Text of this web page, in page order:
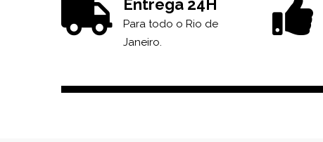
Entrega 24H
Para todo o Rio de
Janeiro.